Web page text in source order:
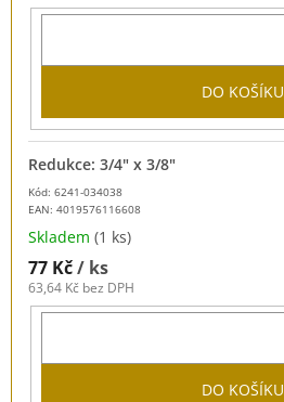
DO KOŠÍKU
Kód: 6241-034038
EAN: 4019576116608
Redukce: 3/4" x 3/8"
Skladem (1 ks)
77 Kč/ ks
63,64 Kč bez DPH
DO KOŠÍKU